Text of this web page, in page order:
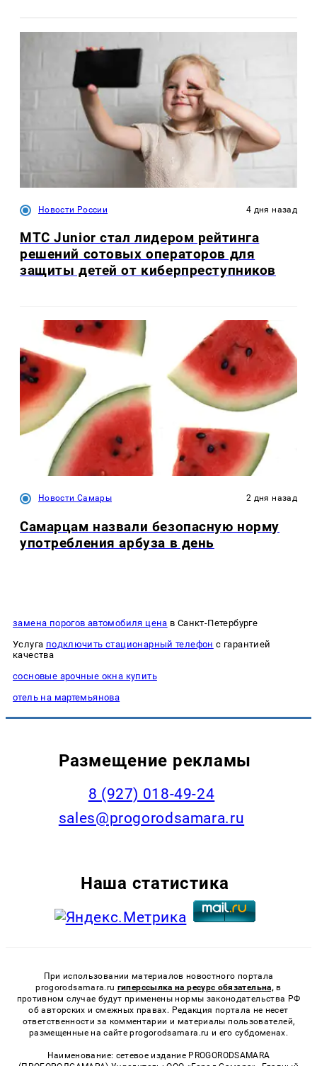
Новости России 4 дня назад
МТС Junior стал лидером рейтинга
решений сотовых операторов для
защиты детей от киберпреступников
Новости Самары 2 дня назад
Самарцам назвали безопасную норму
употребления арбуза в день
замена порогов автомобиля цена в Санкт-Петербурге
Услуга подключить стационарный телефон с гарантией
качества
сосновые арочные окна купить
отель на мартемьянова
Размещение рекламы
8 (927) 018-49-24
sales@progorodsamara.ru
Наша статистика
При использовании материалов новостного портала
progorodsamara.ru гиперссылка на ресурс обязательна, в
противном случае будут применены нормы законодательства РФ
об авторских и смежных правах. Редакция портала не несет
ответственности за комментарии и материалы пользователей,
размещенные на сайте progorodsamara.ru и его субдоменах.
Наименование: сетевое издание PROGORODSAMARA